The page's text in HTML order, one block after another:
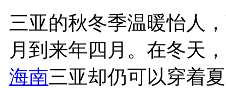
三亚的秋冬季温暖怡人
月到来年四月。在冬天
海南三亚却仍可以穿着